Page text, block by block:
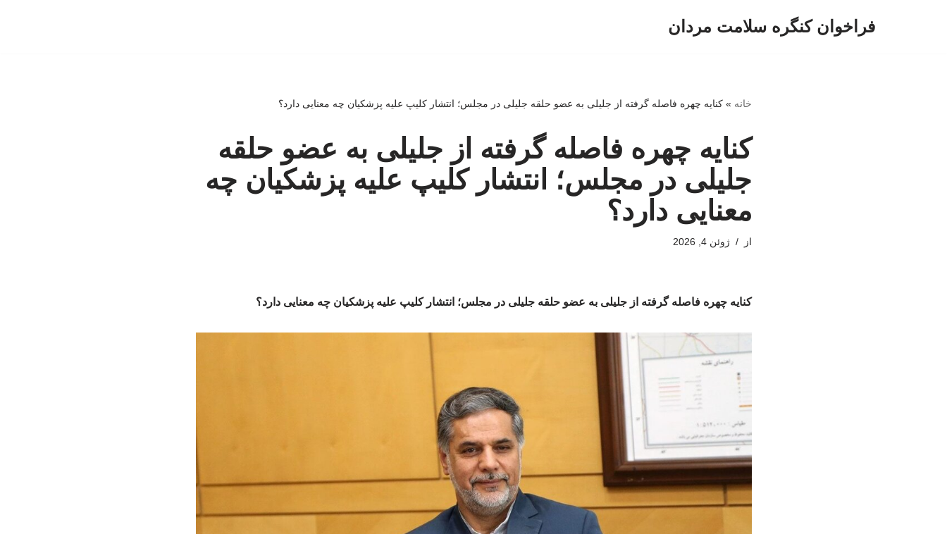
فراخوان کنگره سلامت مردان
خانه »کنایه چهره فاصله گرفته از جلیلی به عضو حلقه جلیلی در مجلس؛ انتشار کلیپ علیه پزشکیان چه معنایی دارد؟
کنایه چهره فاصله گرفته از جلیلی به عضو حلقه
جلیلی در مجلس؛ انتشار کلیپ علیه پزشکیان چه
معنایی دارد؟
از ژوئن 4, 2026
کنایه چهره فاصله گرفته از جلیلی به عضو حلقه جلیلی در مجلس؛ انتشار کلیپ علیه پزشکیان چه معنایی دارد؟